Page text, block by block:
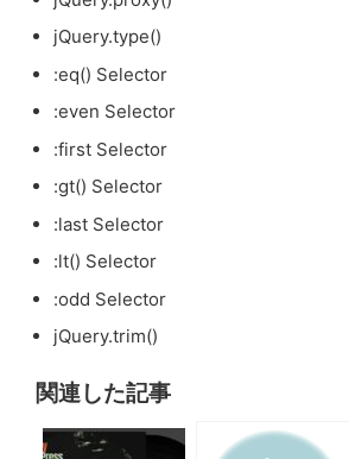
jQuery.type()
:eq() Selector
:even Selector
:first Selector
:gt() Selector
:last Selector
:lt() Selector
:odd Selector
jQuery.trim()
関連した記事